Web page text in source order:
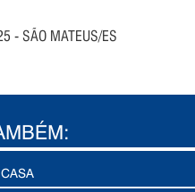
- SÃO MATEUS/ES